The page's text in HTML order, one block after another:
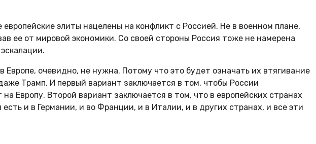
элиты нацелены на конфликт с Россией. Не в военном плане,
ее от мировой экономики. Со своей стороны Россия тоже не намерена
очевидно, не нужна. Потому что это будет означать их втягивание
Трамп. И первый вариант заключается в том, чтобы России
Европу. Второй вариант заключается в том, что в европейских странах
и в Германии, и во Франции, и в Италии, и в других странах, и все эти